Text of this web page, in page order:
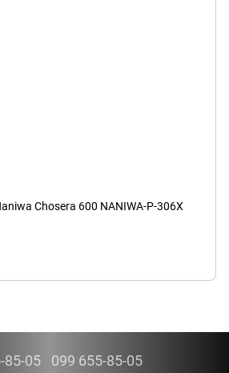
Chosera 600 NANIWA-P-306X
85-05 099 655-85-05